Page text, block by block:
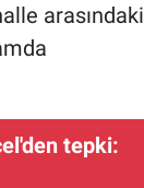
arasındaki
tepki: